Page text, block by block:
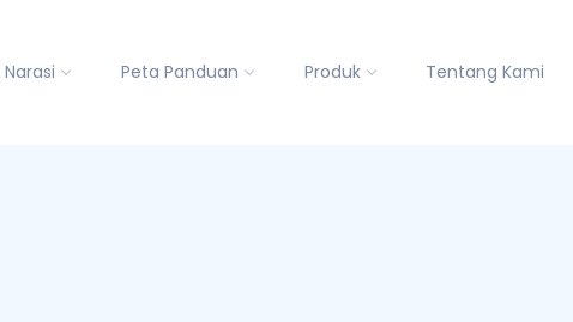
Narasi Peta Panduan Produk Tentang Kami